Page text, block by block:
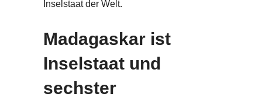
Inselstaat der Welt.
Madagaskar ist
Inselstaat und
sechster